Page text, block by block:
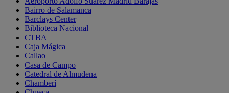
Bairro de Salamanca
Barclays Center
Biblioteca Nacional
CTBA
Caja Mágica
Callao
Casa de Campo
Catedral de Almudena
Chamberí